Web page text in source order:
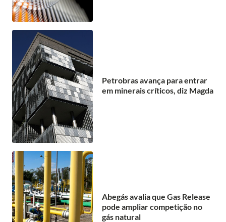
Petrobras avança para entrar
em minerais críticos, diz Magda
Abegás avalia que Gas Release
pode ampliar competição no
gás natural